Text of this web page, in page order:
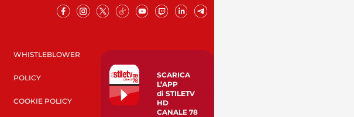
WHISTLEBLOWER
POLICY
COOKIE POLICY
SCARICA
L’APP
di STILETV
HD
CANALE 78